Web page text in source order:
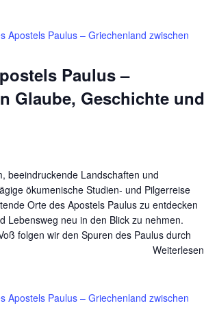
Paulus –
Glaube, Geschichte und
Apostels Paulus – Griechenland zwischen
beeindruckende Landschaften und
ökumenische Studien- und Pilgerreise
Orte des Apostels Paulus zu entdecken
Lebensweg neu in den Blick zu nehmen.
folgen wir den Spuren des Paulus durch
Weiterlesen
Apostels Paulus – Griechenland zwischen